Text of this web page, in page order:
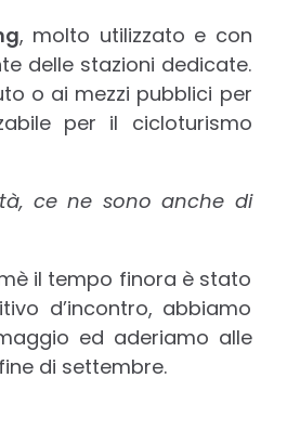
, molto utilizzato e con
delle stazioni dedicate.
o ai mezzi pubblici per
per il cicloturismo
ce ne sono anche di
il tempo finora è stato
d’incontro, abbiamo
ed aderiamo alle
di settembre.